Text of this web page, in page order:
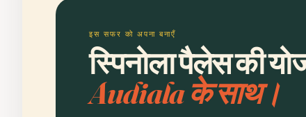
इस सफर को अपना बनाएँ
स्पिनोला पैलेस की
Audiala के साथ।